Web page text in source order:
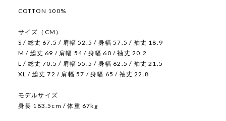
COTTON 100%
サイズ（CM）
S / 総丈 67.5 / 肩幅 52.5 / 身幅 57.5 / 袖丈 18.9
M / 総丈 69 / 肩幅 54 / 身幅 60 / 袖丈 20.2
L / 総丈 70.5 / 肩幅 55.5 / 身幅 62.5 / 袖丈 21.5
XL / 総丈 72 / 肩幅 57 / 身幅 65 / 袖丈 22.8
モデルサイズ
身長 183.5cm / 体重 67kg